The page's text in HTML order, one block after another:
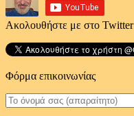
Ακολουθήστε με στο Twitter
Φόρμα επικοινωνίας